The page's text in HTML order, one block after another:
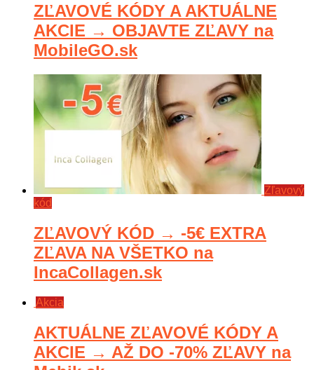
ZĽAVOVÉ KÓDY A AKTUÁLNE
AKCIE → OBJAVTE ZĽAVY na
MobileGO.sk
Zľavový
kód
ZĽAVOVÝ KÓD → -5€ EXTRA
ZĽAVA NA VŠETKO na
IncaCollagen.sk
Akcia
AKTUÁLNE ZĽAVOVÉ KÓDY A
AKCIE → AŽ DO -70% ZĽAVY na